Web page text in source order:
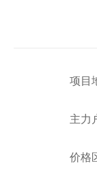
项目
主力
价格